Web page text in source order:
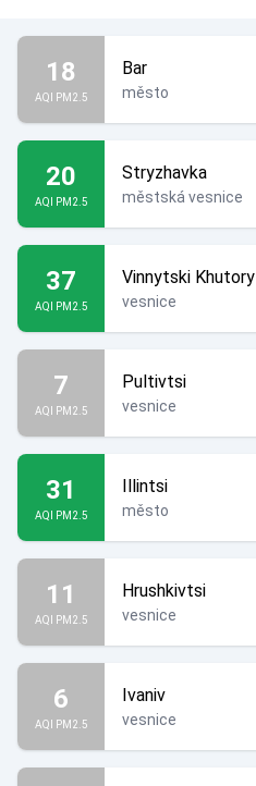
18
AQI PM2.5
Bar
město
20
AQI PM2.5
Stryzhavka
městská vesnice
37
AQI PM2.5
Vinnytski Khutory
vesnice
7
AQI PM2.5
Pultivtsi
vesnice
31
AQI PM2.5
Illintsi
město
11
AQI PM2.5
Hrushkivtsi
vesnice
6
AQI PM2.5
Ivaniv
vesnice